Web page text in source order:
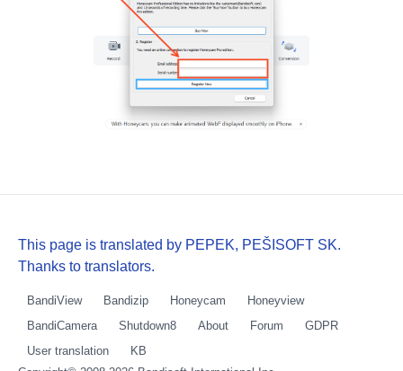
This page is translated by PEPEK, PEŠISOFT SK.
Thanks to translators.
BandiView Bandizip Honeycam
Honeyview
BandiCamera
Shutdown8 About Forum
GDPR
User translation
KB